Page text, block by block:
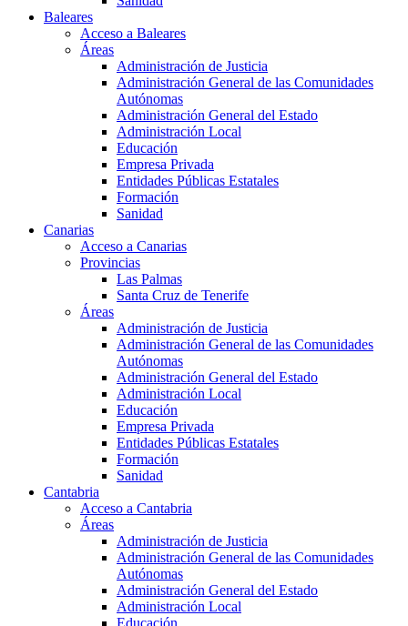
Baleares
Acceso a Baleares
Áreas
Administración de Justicia
Administración General de las Comunidades
Autónomas
Administración General del Estado
Administración Local
Educación
Empresa Privada
Entidades Públicas Estatales
Formación
Sanidad
Canarias
Acceso a Canarias
Provincias
Las Palmas
Santa Cruz de Tenerife
Áreas
Administración de Justicia
Administración General de las Comunidades
Autónomas
Administración General del Estado
Administración Local
Educación
Empresa Privada
Entidades Públicas Estatales
Formación
Sanidad
Cantabria
Acceso a Cantabria
Áreas
Administración de Justicia
Administración General de las Comunidades
Autónomas
Administración General del Estado
Administración Local